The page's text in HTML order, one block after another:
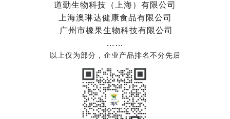
道勤生物科技（上海）有限公司
上海澳琳达健康食品有限公司
广州市橡果生物科技有限公司
……
以上仅为部分，企业产品排名不分先后